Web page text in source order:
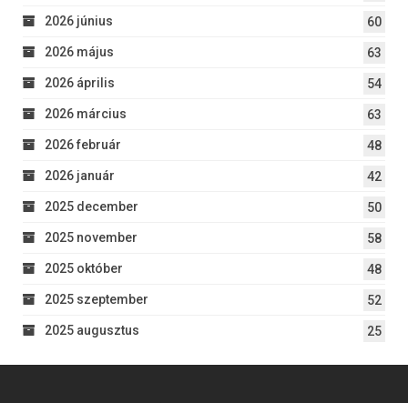
2026 június 60
2026 május 63
2026 április 54
2026 március 63
2026 február 48
2026 január 42
2025 december 50
2025 november 58
2025 október 48
2025 szeptember 52
2025 augusztus 25